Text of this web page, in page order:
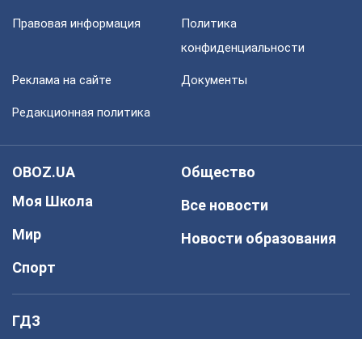
Правовая информация
Политика
конфиденциальности
Реклама на сайте Документы
Редакционная политика
OBOZ.UA
Моя Школа
Мир
Спорт
Общество
Все новости
Новости образования
ГДЗ